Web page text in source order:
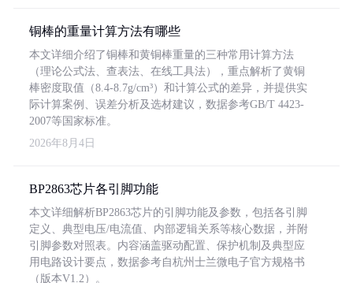
铜棒的重量计算方法有哪些
本文详细介绍了铜棒和黄铜棒重量的三种常用计算方法
（理论公式法、查表法、在线工具法），重点解析了黄铜
棒密度取值（8.4-8.7g/cm³）和计算公式的差异，并提供实
际计算案例、误差分析及选材建议，数据参考GB/T 4423-
2007等国家标准。
2026年8月4日
BP2863芯片各引脚功能
本文详细解析BP2863芯片的引脚功能及参数，包括各引脚
定义、典型电压/电流值、内部逻辑关系等核心数据，并附
引脚参数对照表。内容涵盖驱动配置、保护机制及典型应
用电路设计要点，数据参考自杭州士兰微电子官方规格书
（版本V1.2）。